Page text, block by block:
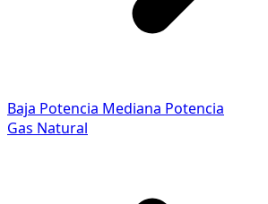
Baja Potencia Mediana Potencia
Gas Natural